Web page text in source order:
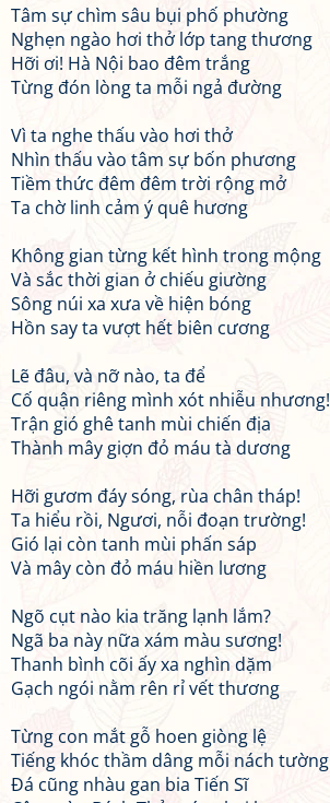
Tâm sự chìm sâu bụi phố phường
Nghẹn ngào hơi thở lớp tang thương
Hỡi ơi! Hà Nội bao đêm trắng
Từng đón lòng ta mỗi ngả đường
Vì ta nghe thấu vào hơi thở
Nhìn thấu vào tâm sự bốn phương
Tiềm thức đêm đêm trời rộng mở
Ta chờ linh cảm ý quê hương
Không gian từng kết hình trong mộng
Và sắc thời gian ở chiếu giường
Sông núi xa xưa về hiện bóng
Hồn say ta vượt hết biên cương
Lẽ đâu, và nỡ nào, ta để
Cố quận riêng mình xót nhiễu nhương!
Trận gió ghê tanh mùi chiến địa
Thành mây giợn đỏ máu tà dương
Hỡi gươm đáy sóng, rùa chân tháp!
Ta hiểu rồi, Ngươi, nỗi đoạn trường!
Gió lại còn tanh mùi phấn sáp
Và mây còn đỏ máu hiền lương
Ngõ cụt nào kia trăng lạnh lắm?
Ngã ba này nữa xám màu sương!
Thanh bình cõi ấy xa nghìn dặm
Gạch ngói nằm rên rỉ vết thương
Từng con mắt gỗ hoen giòng lệ
Tiếng khóc thầm dâng mỗi nách tường
Đá cũng nhàu gan bia Tiến Sĩ